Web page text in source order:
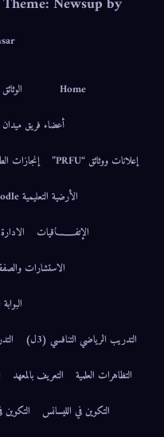
Home الوثائق
أعضاء فريق ميدان
إعلانات ووثائق “PRFU”
إنجازات
الأرضية التعليمية moodle
الإتفــــــاقيات
الاستشارات
التدريب الرياضي التنافسي (3ل)
التظاهرات العلمية
التعريف بالمعهد
التكوين في الليسانس
التكوين